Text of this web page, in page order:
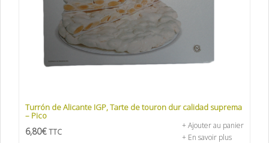
Turrón de Alicante IGP, Tarte de touron dur calidad suprema
– Pico
6,80€ TTC
+ Ajouter au panier
+ En savoir plus